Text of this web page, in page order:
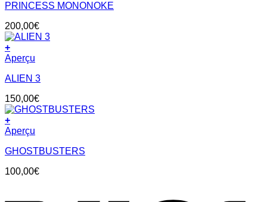
PRINCESS MONONOKE
200,00€
+
Aperçu
ALIEN 3
150,00€
+
Aperçu
GHOSTBUSTERS
100,00€